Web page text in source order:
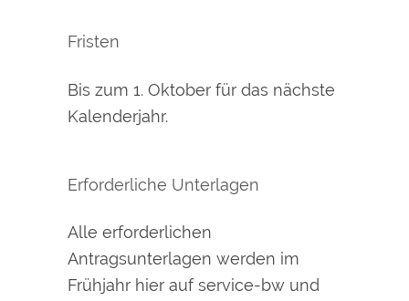
Fristen
Bis zum 1. Oktober für das nächste
Kalenderjahr.
Erforderliche Unterlagen
Alle erforderlichen
Antragsunterlagen werden im
Frühjahr hier auf service-bw und